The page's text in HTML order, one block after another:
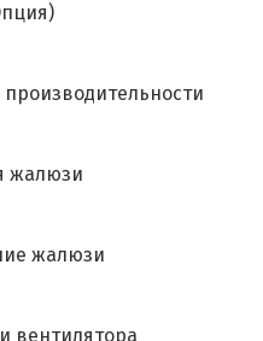
жалюзи
жалюзи
вентилятора